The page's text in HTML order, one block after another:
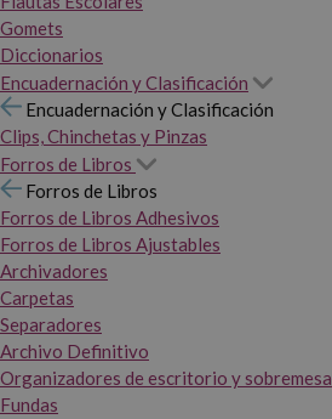
Gomets
Diccionarios
Encuadernación y Clasificación
Encuadernación y Clasificación
Clips, Chinchetas y Pinzas
Forros de Libros
Forros de Libros
Forros de Libros Adhesivos
Forros de Libros Ajustables
Archivadores
Carpetas
Separadores
Archivo Definitivo
Organizadores de escritorio y sobremesa
Fundas